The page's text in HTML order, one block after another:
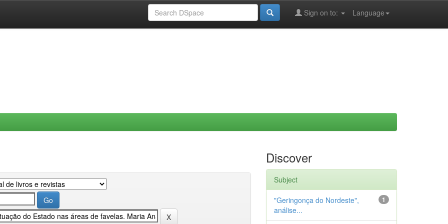
Language
Sign on to:
Discover
Subject
1
"Geringonça do Nordeste",
análise...